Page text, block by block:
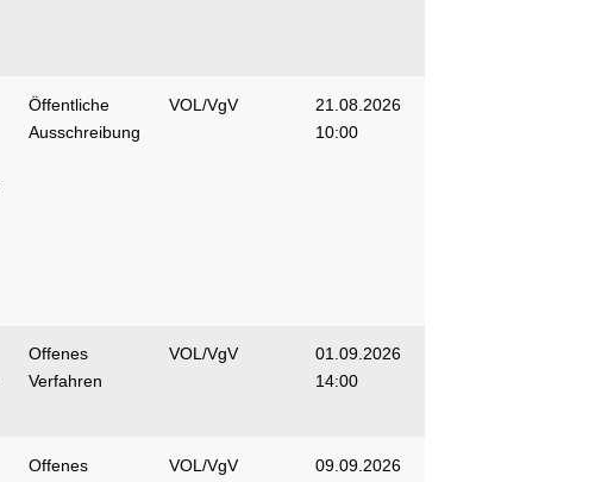
Öffentliche
Ausschreibung
VOL/VgV
21.08.2026
10:00
Offenes
Verfahren
VOL/VgV
01.09.2026
14:00
Offenes
VOL/VgV
09.09.2026